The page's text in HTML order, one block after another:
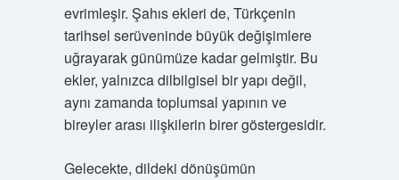
evrimleşir. Şahıs ekleri de, Türkçenin
tarihsel serüveninde büyük değişimlere
uğrayarak günümüze kadar gelmiştir. Bu
ekler, yalnızca dilbilgisel bir yapı değil,
aynı zamanda toplumsal yapının ve
bireyler arası ilişkilerin birer göstergesidir.
Gelecekte, dildeki dönüşümün